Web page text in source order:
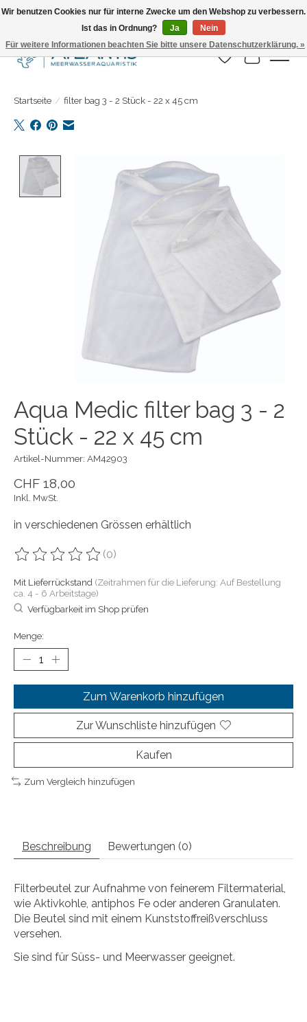
Täglicher Versand. Bestelle bis 15.00 Uhr
Wunschzettel
Ihr
Startseite / filter bag 3 - 2 Stück - 22 x 45 cm
Product image slideshow Items
Aqua Medic filter bag 3 - 2
Stück - 22 x 45 cm
Artikel-Nummer: AM42903
CHF 18,00
Inkl. MwSt.
in verschiedenen Grössen erhältlich
Die Bewertung dieses Produkts ist
(0)
Mit Lieferrückstand (Zeitrahmen für die Lieferung: Auf Bestellung
ca. 4 - 6 Arbeitstage)
Verfügbarkeit im Shop prüfen
Menge:
Zum Warenkorb hinzufügen
Zur Wunschliste hinzufügen
Kaufen
Zum Vergleich hinzufügen
Beschreibung Bewertungen (0)
Filterbeutel zur Aufnahme von feinerem Filtermaterial,
wie Aktivkohle, antiphos Fe oder anderen Granulaten.
Die Beutel sind mit einem Kunststoffreißverschluss
versehen.
Sie sind für Süss- und Meerwasser geeignet.
Wir benutzen Cookies nur für interne Zwecke um den Webshop zu verbessern.
Ist das in Ordnung?
Ja
Nein
Für weitere Informationen beachten Sie bitte unsere Datenschutzerklärung. »